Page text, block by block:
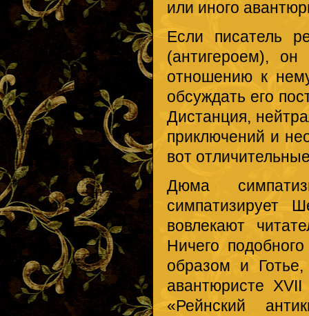
или иного
Если писатель
(антигероем),
отношению к
обсуждать его
Дистанция,
приключений и
вот
Дюма
симпатизирует
вовлекают
Ничего
образом и
авантюристе
«Рейнский